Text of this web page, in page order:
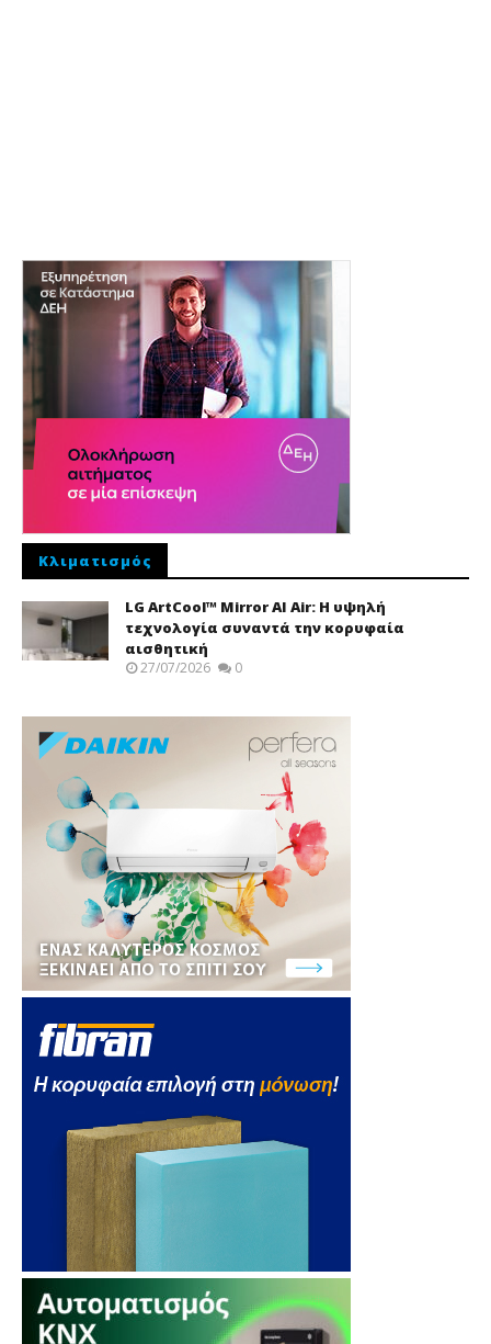
Κλιματισμός
LG ArtCool™ Mirror AI Air: Η υψηλή
τεχνολογία συναντά την κορυφαία
αισθητική
27/07/2026 0